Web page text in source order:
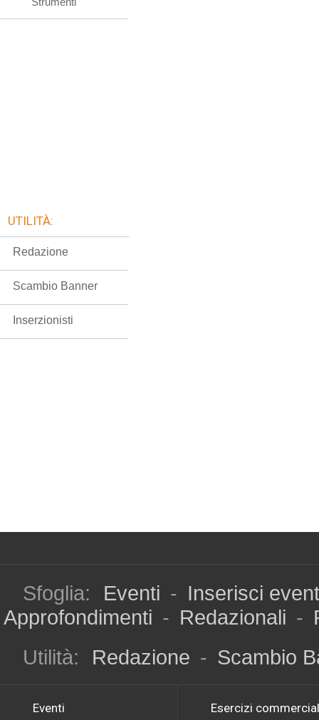
UTILITÀ:
Redazione
Scambio Banner
Inserzionisti
Sfoglia: Eventi - Inserisci
Approfondimenti - Redazionali -
Utilità:
Redazione - Scambio
Eventi Esercizi